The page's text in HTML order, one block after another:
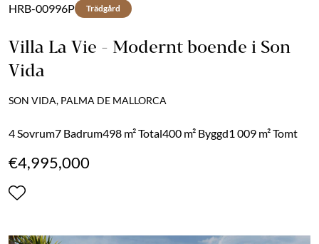
HRB-00996P Trädgård
Villa La Vie - Modernt boende i Son
Vida
SON VIDA, PALMA DE MALLORCA
4 Sovrum7 Badrum498 m² Total400 m² Byggd1 009 m² Tomt
€4,995,000